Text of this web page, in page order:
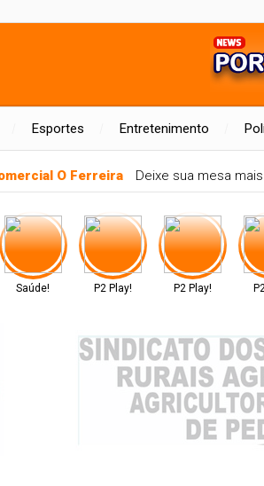
Esportes Entretenimento
O Ferreira Deixe sua mesa
Saúde! P2 Play! P2 Play!